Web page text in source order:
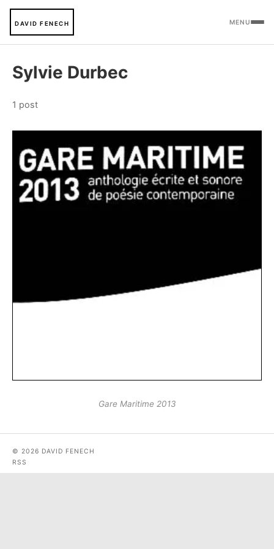
DAVID FENECH MENU
Sylvie Durbec
1 post
Gare Maritime 2013
© 2026 DAVID FENECH
RSS